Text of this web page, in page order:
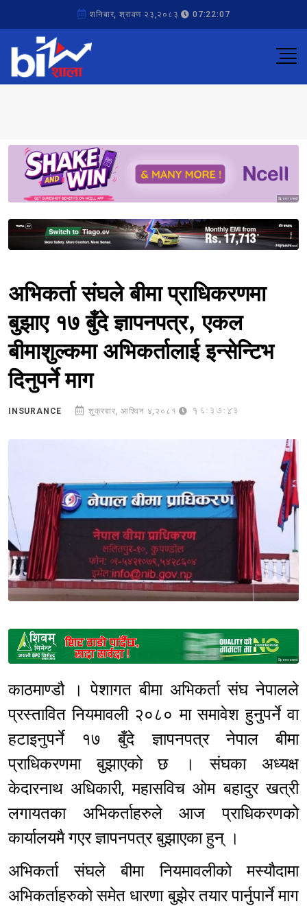
शनिबार, श्रावण २३,२०८३ 07:22:07
Sponsored
Sponsored
अभिकर्ता संघले बीमा प्राधिकरणमा
बुझाए १७ बुँदे ज्ञापनपत्र, एकल
बीमाशुल्कमा अभिकर्तालाई इन्सेन्टिभ
दिनुपर्ने माग
INSURANCE शुक्रबार, आश्विन ४,२०८१ 16:37:43
Sponsored
काठमाण्डौ । पेशागत बीमा अभिकर्ता संघ नेपालले
प्रस्तावित नियमावली २०८० मा समावेश हुनुपर्ने वा
हटाइनुपर्ने १७ बुँदे ज्ञापनपत्र नेपाल बीमा
प्राधिकरणमा बुझाएको छ । संघका अध्यक्ष
केदारनाथ अधिकारी, महासविच ओम बहादुर खत्री
लगायतका अभिकर्ताहरुले आज प्राधिकरणको
कार्यालयमै गएर ज्ञापनपत्र बुझाएका हुन् ।
अभिकर्ता संघले बीमा नियमावलीको मस्यौदामा
अभिकर्ताहरुको समेत धारणा बुझेर तयार पार्नुपार्ने माग